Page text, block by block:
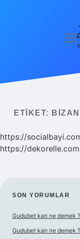
Politikası
ETIKET:
https://
https://
SON YORUMLAR
Gudubet karı ne demek ?
Gudubet karı ne demek ?